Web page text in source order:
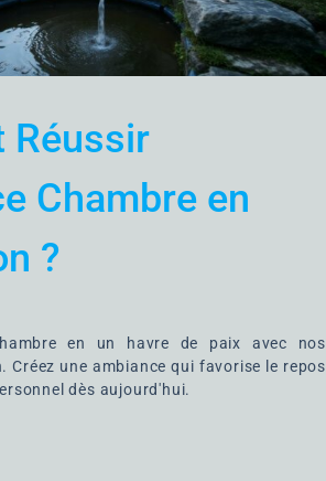
Réussir
Chambre en
?
en un havre de paix avec nos
Créez une ambiance qui favorise le repos
dès aujourd'hui.